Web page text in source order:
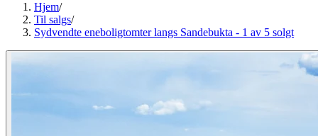
Hjem/
Til salgs/
Sydvendte eneboligtomter langs Sandebukta - 1 av 5 solgt